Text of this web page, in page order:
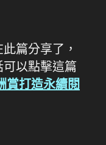
篇分享了，
以點擊這篇
賞打造永續閱